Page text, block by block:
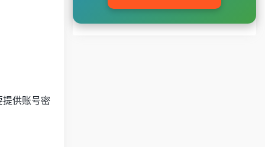
供账号密